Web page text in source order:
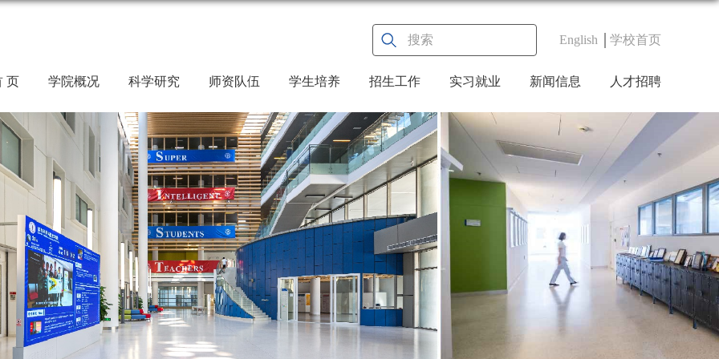
English 学校首页
页 学院概况 科学研究 师资队伍 学生培养 招生工作 实习就业 新闻信息 人才招聘